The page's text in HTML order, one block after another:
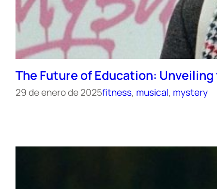
The Future of Education:
29 de enero de 2025fitness, musical, mystery